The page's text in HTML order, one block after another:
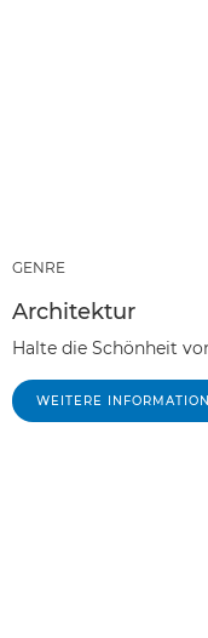
GENRE
Architektur
Halte die Schönheit
WEITERE